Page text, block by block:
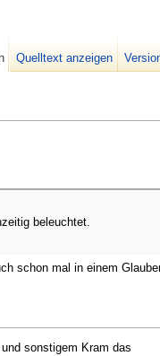
beleuchtet.
schon mal in einem
sonstigem Kram das
Quelltext anzeigen